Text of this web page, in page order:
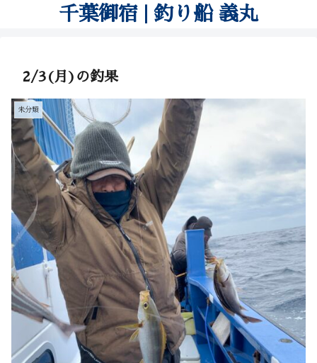
千葉御宿 | 釣り船 義丸
2/3(月)の釣果
未分類